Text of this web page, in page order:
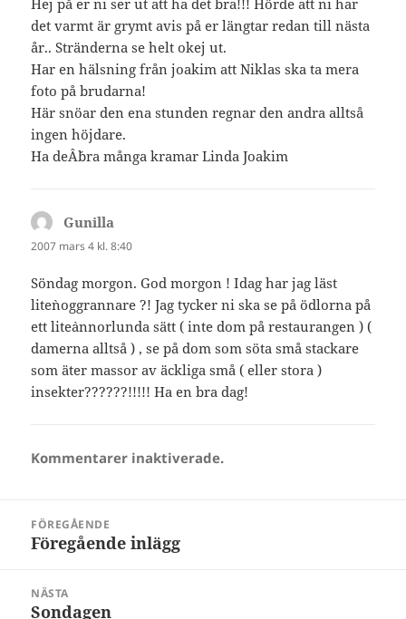
det varmt är grymt avis på er längtar redan till nästa
år.. Stränderna se helt okej ut.
Har en hälsning från joakim att Niklas ska ta mera
foto på brudarna!
Här snöar den ena stunden regnar den andra alltså
ingen höjdare.
Ha deÂ´bra många kramar Linda Joakim
Gunilla
2007 mars 4 kl. 8:40
Söndag morgon. God morgon ! Idag har jag läst
lite`noggrannare ?! Jag tycker ni ska se på ödlorna på
ett lite`annorlunda sätt ( inte dom på restaurangen ) (
damerna alltså ) , se på dom som söta små stackare
som äter massor av äckliga små ( eller stora )
insekter??????!!!!! Ha en bra dag!
Kommentarer inaktiverade.
FÖREGÅENDE
Föregående
Föregående inlägg
NÄSTA
Nästa
Sondagen